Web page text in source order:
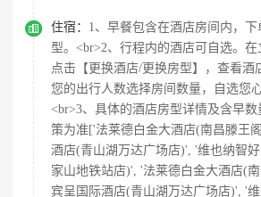
 住宿： 1、早餐包含在酒店房间内，
型。<br>2、行程内的酒店可自选。在
点击【更换酒店/更换房型】，查看酒
您的出行人数选择房间数量，自选您
<br>3、具体的酒店房型详情及含早
策为准['法莱德白金大酒店(南昌滕王
酒店(青山湖万达广场店)', '维也纳智
家山地铁站店)', '法莱德白金大酒店(
宾呈国际酒店(青山湖万达广场店)', '